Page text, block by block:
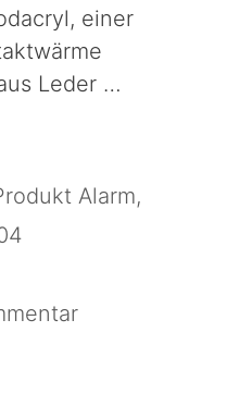
einer
Leder …
Alarm,